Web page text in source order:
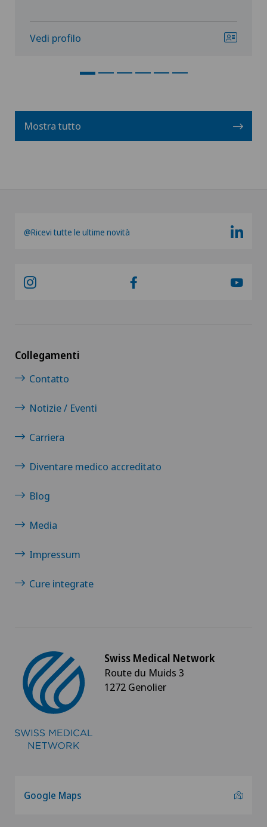
Vedi profilo
Mostra tutto
@Ricevi tutte le ultime novità
Collegamenti
Contatto
Notizie / Eventi
Carriera
Diventare medico accreditato
Blog
Media
Impressum
Cure integrate
Swiss Medical Network
Route du Muids 3
1272 Genolier
Google Maps